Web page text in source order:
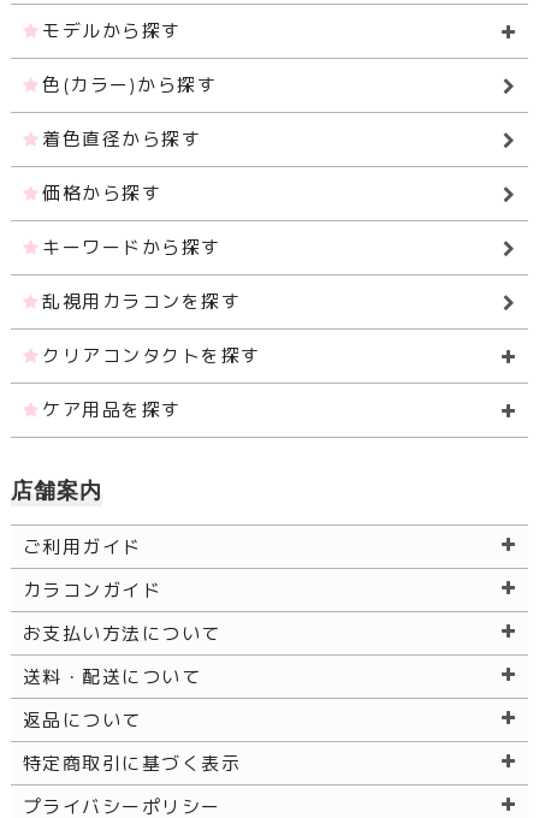
モデルから探す
色(カラー)から探す
着色直径から探す
価格から探す
キーワードから探す
乱視用カラコンを探す
クリアコンタクトを探す
ケア用品を探す
店舗案内
ご利用ガイド
カラコンガイド
お支払い方法について
送料・配送について
返品について
特定商取引に基づく表示
プライバシーポリシー